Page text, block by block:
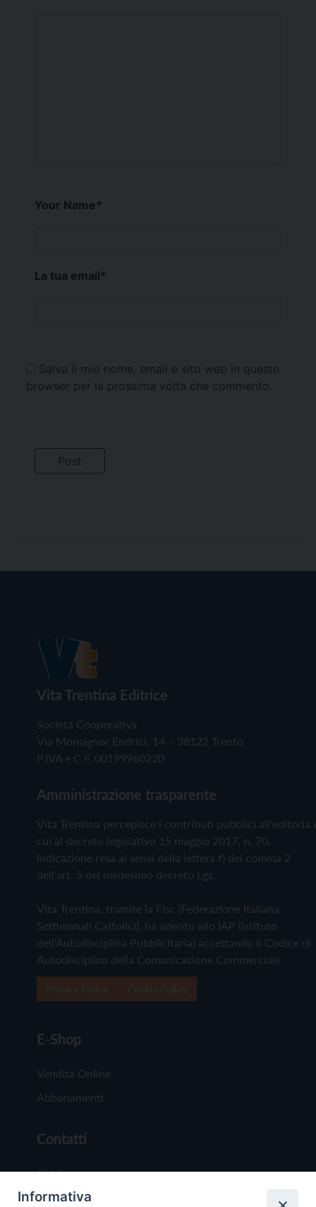
Your Name*
La tua email*
Salva il mio nome, email e sito web in questo
browser per la prossima volta che commento.
Vita Trentina Editrice
Società Cooperativa
Via Monsignor Endrici, 14 – 38122 Trento
P.IVA e C.F. 00199960220
Amministrazione trasparente
Vita Trentina percepisce i contributi pubblici all'editoria
cui al decreto legislativo 15 maggio 2017, n. 70.
Indicazione resa ai sensi della lettera f) del comma 2
dell'art. 5 del medesimo decreto Lgs.
Vita Trentina, tramite la Fisc (Federazione Italiana
Settimanali Cattolici), ha aderito allo IAP (Istituto
dell'Autodisciplina Pubblicitaria) accettando il Codice di
Autodisciplina della Comunicazione Commerciale
E-Shop
Vendita Online
Abbonamenti
Contatti
Chi Siamo
Redazione
Informativa